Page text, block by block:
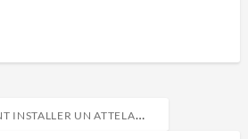
DE REMORQUE SUR UNE PETITE VOITURE